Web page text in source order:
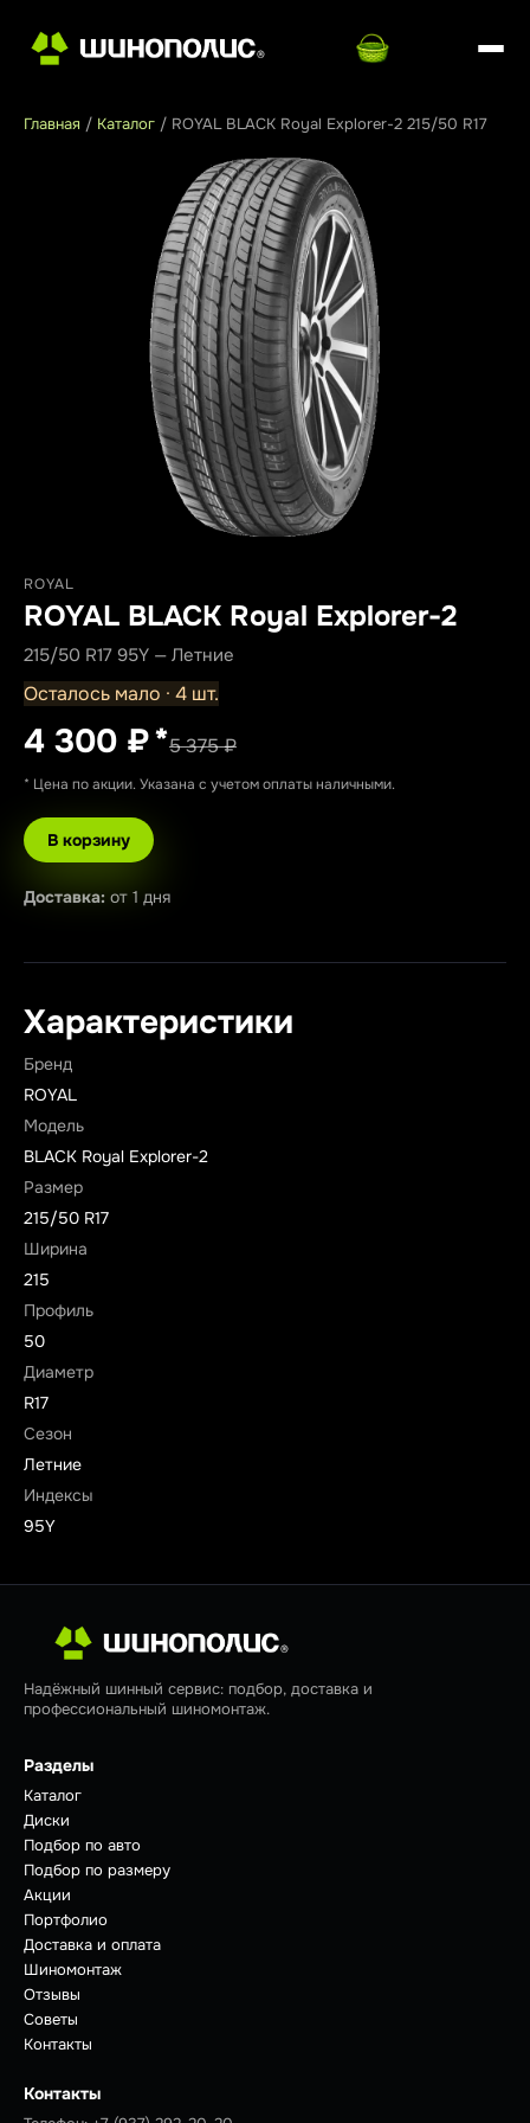
Главная / Каталог / ROYAL BLACK Royal Explorer-2 215/50 R17
ROYAL
ROYAL BLACK Royal Explorer-2
215/50 R17 95Y — Летние
Осталось мало · 4 шт.
4 300 ₽*5 375 ₽
* Цена по акции. Указана с учетом оплаты наличными.
В корзину
Доставка: от 1 дня
Характеристики
Бренд
ROYAL
Модель
BLACK Royal Explorer-2
Размер
215/50 R17
Ширина
215
Профиль
50
Диаметр
R17
Сезон
Летние
Индексы
95Y
Надёжный шинный сервис: подбор, доставка и
профессиональный шиномонтаж.
Разделы
Каталог
Диски
Подбор по авто
Подбор по размеру
Акции
Портфолио
Доставка и оплата
Шиномонтаж
Отзывы
Советы
Контакты
Контакты